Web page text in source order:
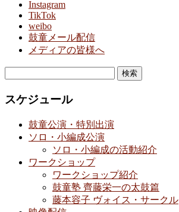
Instagram
TikTok
weibo
鼓童メール配信
メディアの皆様へ
スケジュール
鼓童公演・特別出演
ソロ・小編成公演
ソロ・小編成の活動紹介
ワークショップ
ワークショップ紹介
鼓童塾 齊藤栄一の太鼓篇
藤本容子 ヴォイス・サークル